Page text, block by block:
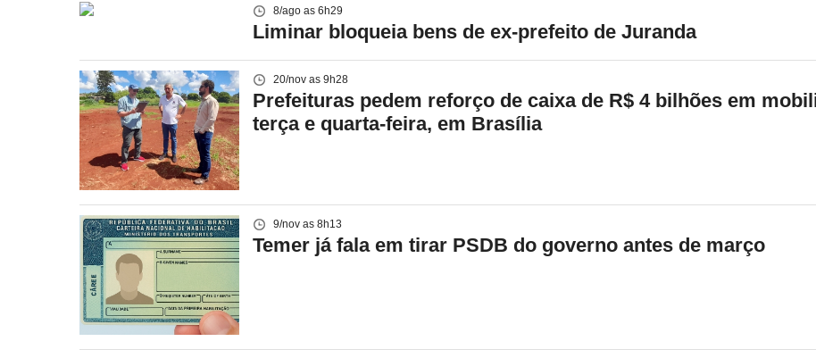
8/ago as 6h29
Liminar bloqueia bens de ex-prefeito de Juranda
20/nov as 9h28
Prefeituras pedem reforço de caixa de R$ 4 bilhões em
terça e quarta-feira, em Brasília
9/nov as 8h13
Temer já fala em tirar PSDB do governo antes de março